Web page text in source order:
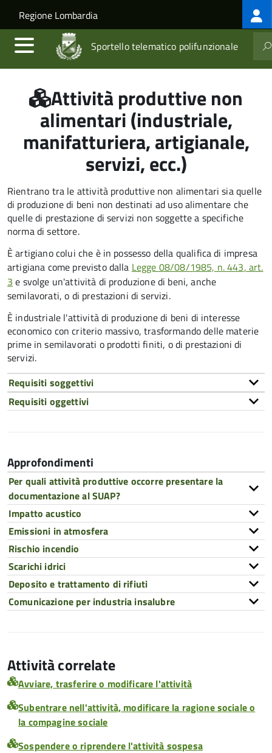
Salta al contenuto principale
Skip to site navigation
Regione Lombardia
Sportello telematico polifunzionale
Attività produttive non
alimentari (industriale,
manifatturiera, artigianale,
servizi, ecc.)
Rientrano tra le attività produttive non alimentari sia quelle
di produzione di beni non destinati ad uso alimentare che
quelle di prestazione di servizi non soggette a specifiche
norma di settore.
È artigiano colui che è in possesso della qualifica di impresa
artigiana come previsto dalla Legge 08/08/1985, n. 443, art.
3 e svolge un'attività di produzione di beni, anche
semilavorati, o di prestazioni di servizi.
È industriale l'attività di produzione di beni di interesse
economico con criterio massivo, trasformando delle materie
prime in semilavorati o prodotti finiti, o di prestazioni di
servizi.
Requisiti soggettivi
Requisiti oggettivi
Approfondimenti
Per quali attività produttive occorre presentare la
documentazione al SUAP?
Impatto acustico
Emissioni in atmosfera
Rischio incendio
Scarichi idrici
Deposito e trattamento di rifiuti
Comunicazione per industria insalubre
Attività correlate
Avviare, trasferire o modificare l'attività
Subentrare nell'attività, modificare la ragione sociale o
la compagine sociale
Sospendere o riprendere l'attività sospesa